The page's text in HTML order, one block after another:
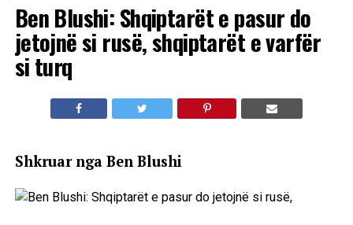
Ben Blushi: Shqiptarët e pasur do
jetojnë si rusë, shqiptarët e varfër
si turq
Shkruar nga Ben Blushi